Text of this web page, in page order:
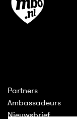
Partners
Ambassadeurs
Nieuwsbrief